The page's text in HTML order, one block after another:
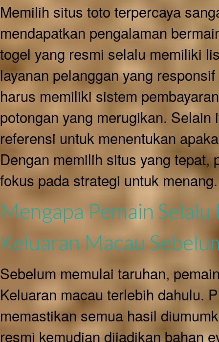
Memilih situs toto terpercaya
mendapatkan pengalaman
togel yang resmi selalu memiliki
layanan pelanggan yang
harus memiliki sistem
potongan yang merugikan.
referensi untuk menentukan
Dengan memilih situs yang tepat,
fokus pada strategi untuk menang.
Mengapa Pemain
Keluaran Macau
Sebelum memulai taruhan,
Keluaran macau terlebih dahulu.
memastikan semua hasil
resmi kemudian dijadikan bahan